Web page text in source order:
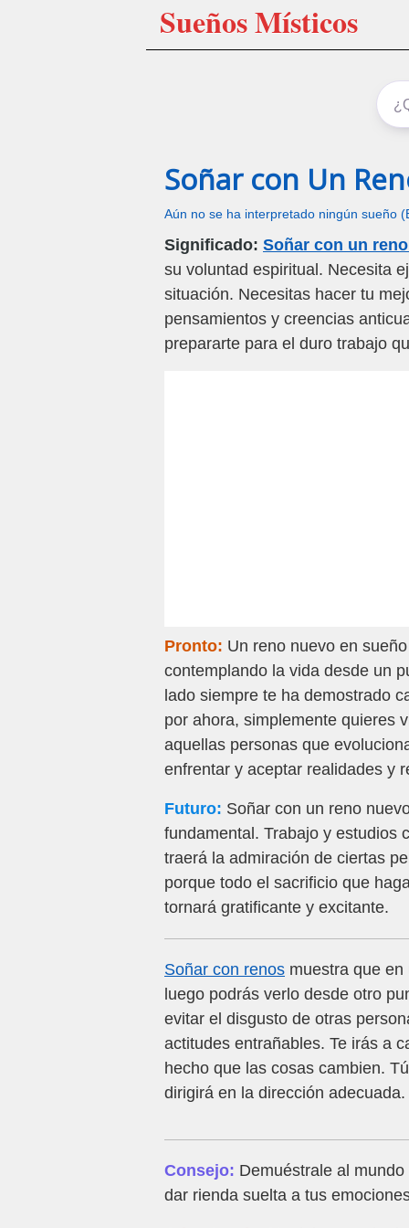
Sueños Místicos
Soñar con Un
Aún no se ha interpretado ningún sueño
Significado: Soñar con un
su voluntad espiritual. Necesita
situación. Necesitas hacer tu
pensamientos y creencias
prepararte para el duro trabajo
Pronto: Un reno nuevo en
contemplando la vida desde un
lado siempre te ha demostrado
por ahora, simplemente quieres
aquellas personas que
enfrentar y aceptar realidades y
Futuro: Soñar con un reno
fundamental. Trabajo y estudios
traerá la admiración de ciertas
porque todo el sacrificio que
tornará gratificante y excitante.
Soñar con renos muestra que
luego podrás verlo desde otro
evitar el disgusto de otras
actitudes entrañables. Te irás a
hecho que las cosas cambien.
dirigirá en la dirección adecuada.
Consejo: Demuéstrale al
dar rienda suelta a tus